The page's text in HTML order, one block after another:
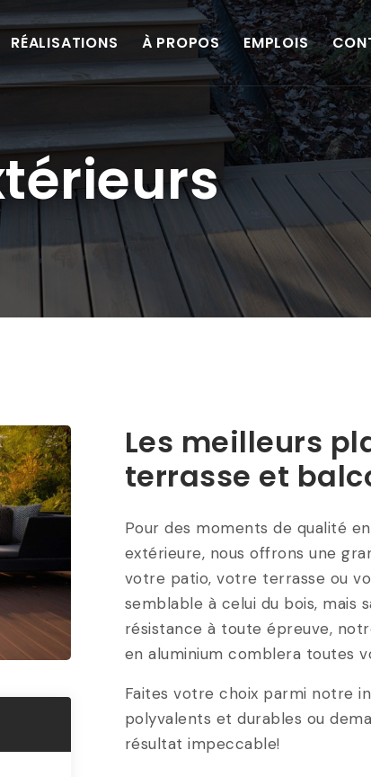
RÉALISATIONS À PROPOS EMPLOIS
Les meilleurs
terrasse et
Pour des moments de qualité
extérieure, nous offrons une
votre patio, votre terrasse ou
semblable à celui du bois, mais
résistance à toute épreuve,
en aluminium comblera toutes
Faites votre choix parmi notre
polyvalents et durables ou
résultat impeccable!